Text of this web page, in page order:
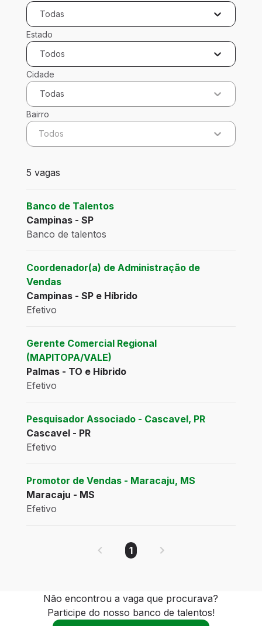
Todas
Estado
Todos
Cidade
Todas
Bairro
Todos
5 vagas encontradas para 0 filtros aplicados
5 vagas
Banco de Talentos
Campinas - SP
Banco de talentos
Coordenador(a) de Administração de
Vendas
Campinas - SP e Híbrido
Efetivo
Gerente Comercial Regional
(MAPITOPA/VALE)
Palmas - TO e Híbrido
Efetivo
Pesquisador Associado - Cascavel, PR
Cascavel - PR
Efetivo
Promotor de Vendas - Maracaju, MS
Maracaju - MS
Efetivo
1
Não encontrou a vaga que procurava?
Participe do nosso banco de talentos!